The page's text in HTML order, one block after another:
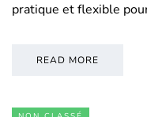
pratique et flexible
READ MORE